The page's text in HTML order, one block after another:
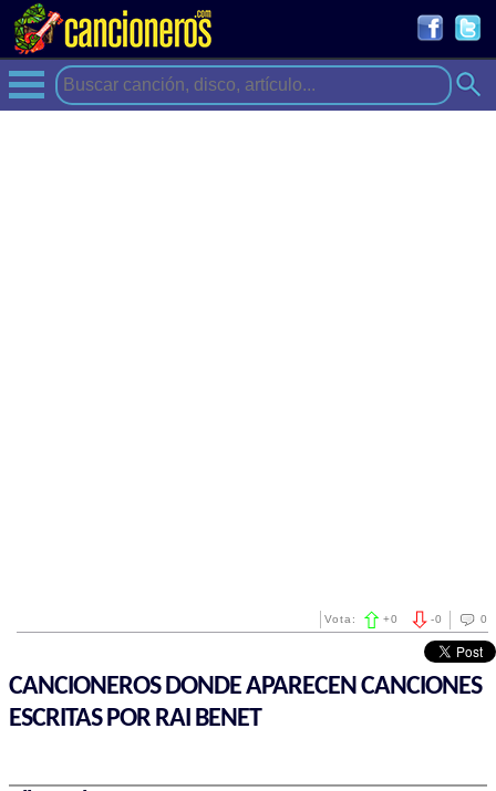
0
-0
Vota: +0
CANCIONEROS DONDE APARECEN CANCIONES
ESCRITAS POR RAI BENET